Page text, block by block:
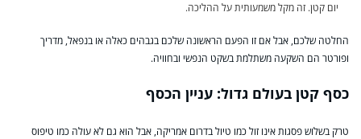
יום קטן. זה מקל משמעותית על ההליכה.
החלטה שלכם, אבל אם זו הפעם הראשונה שלכם בגבהים כאלה או בנפאל, מדריך
ופורטר הם השקעה משתלמת בשקט הנפשי ובחוויה.
כסף קטן בעולם גדול: עניין הכסף
טרק בשלוש פסגות אינו זול כמו טיול בדרום אמריקה, אבל הוא גם לא עולה כמו טיפוס